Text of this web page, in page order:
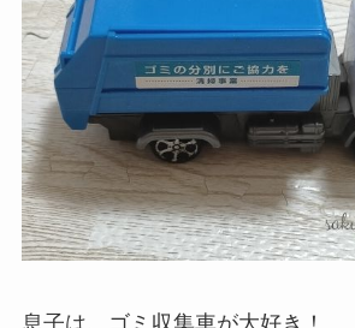
息子は、ゴミ収集車が大好き！